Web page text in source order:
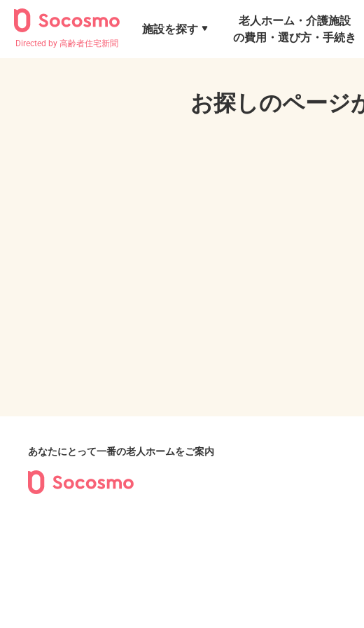
Directed by 高齢者住宅新聞
施設を探す
老人ホーム・介護施設
の費用・選び方・手続き
お探しのページ
あなたにとって一番の老人ホームをご案内